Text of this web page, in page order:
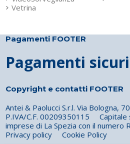
Vetrina
Pagamenti FOOTER
Pagamenti
Copyright e contatti FOOTER
Antei & Paolucci S.r.l. Via Bologna,
P.IVA/C.F. 00209350115
imprese di La Spezia con il numero
Privacy policy
Cookie Policy